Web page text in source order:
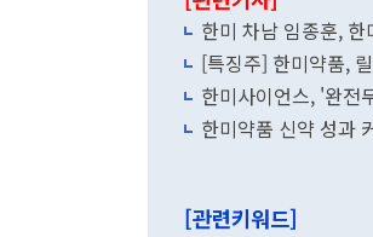
한미 차남 임종훈,
[특징주] 한미약품,
한미사이언스, '완전
한미약품 신약 성과
[관련키워드]